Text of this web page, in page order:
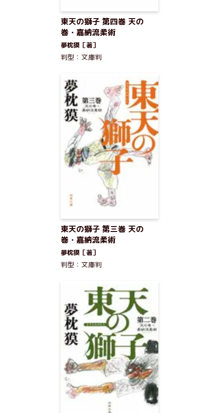
東天の獅子 第四巻 天の
巻・嘉納流柔術
夢枕獏［著］
判型：文庫判
東天の獅子 第三巻 天の
巻・嘉納流柔術
夢枕獏［著］
判型：文庫判